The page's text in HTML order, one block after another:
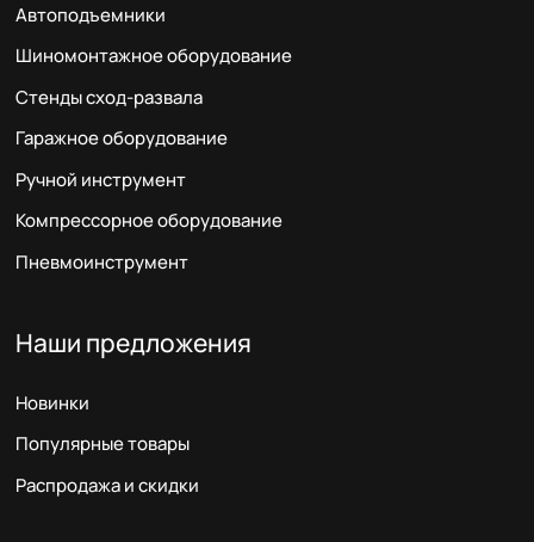
Автоподъемники
Шиномонтажное оборудование
Стенды сход-развала
Гаражное оборудование
Ручной инструмент
Компрессорное оборудование
Пневмоинструмент
Наши предложения
Новинки
Популярные товары
Распродажа и скидки